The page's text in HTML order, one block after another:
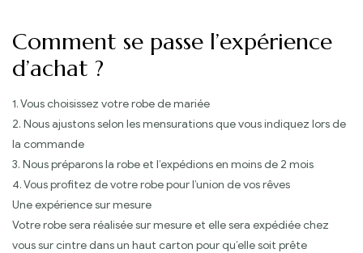
Comment se passe l’expérience
d’achat ?
1. Vous choisissez votre robe de mariée
2. Nous ajustons selon les mensurations que vous indiquez lors de
la commande
3. Nous préparons la robe et l’expédions en moins de 2 mois
4. Vous profitez de votre robe pour l’union de vos rêves
Une expérience sur mesure
Votre robe sera réalisée sur mesure et elle sera expédiée chez
vous sur cintre dans un haut carton pour qu’elle soit prête